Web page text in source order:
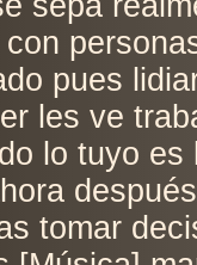
con
pues
les ve
lo tuyo es
tomar